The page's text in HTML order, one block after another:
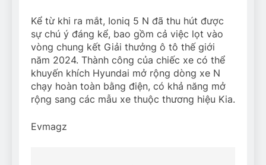
Kể từ khi ra mắt, Ioniq 5 N đã thu hút được
sự chú ý đáng kể, bao gồm cả việc lọt vào
vòng chung kết Giải thưởng ô tô thế giới
năm 2024. Thành công của chiếc xe có thể
khuyến khích Hyundai mở rộng dòng xe N
chạy hoàn toàn bằng điện, có khả năng mở
rộng sang các mẫu xe thuộc thương hiệu Kia.
Evmagz